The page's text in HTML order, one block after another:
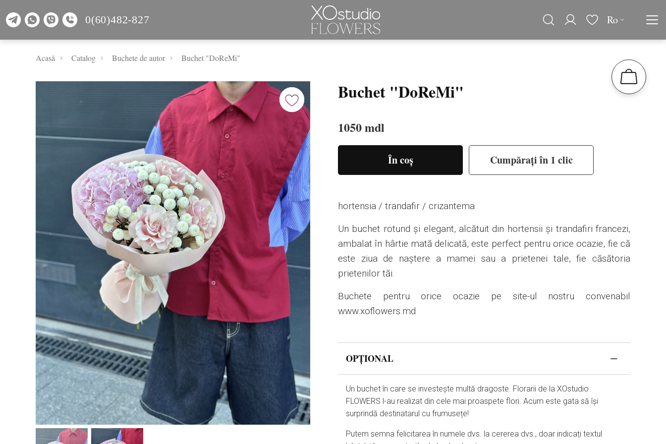
0(60)482-827 Ro
Acasă Catalog Buchete de autor Buchet "DoReMi"
Buchet "DoReMi"
1050 mdl
În coș Cumpărați în 1 clic
hortensia / trandafir / crizantema
Un buchet rotund și elegant, alcătuit din hortensii și trandafiri francezi,
ambalat în hârtie mată delicată, este perfect pentru orice ocazie, fie că
este ziua de naștere a mamei sau a prietenei tale, fie căsătoria
prietenilor tăi.
Buchete pentru orice ocazie pe site-ul nostru convenabil
www.xoflowers.md
OPȚIONAL
Un buchet în care se investește multă dragoste. Florarii de la XOstudio
FLOWERS l-au realizat din cele mai proaspete flori. Acum este gata să își
surprindă destinatarul cu frumusețe!
Putem semna felicitarea în numele dvs. la cererea dvs., doar indicați textul